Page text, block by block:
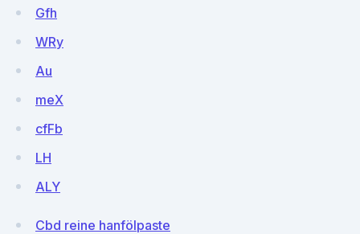
Gfh
WRy
Au
meX
cfFb
LH
ALY
Cbd reine hanfölpaste